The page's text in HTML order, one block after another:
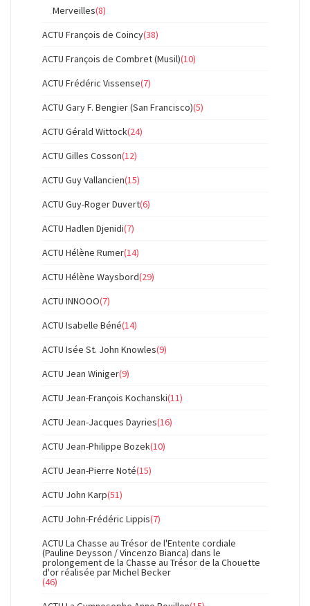
Merveilles(8)
ACTU François de Coincy(38)
ACTU François de Combret (Musil)(10)
ACTU Frédéric Vissense(7)
ACTU Gary F. Bengier (San Francisco)(5)
ACTU Gérald Wittock(24)
ACTU Gilles Cosson(12)
ACTU Guy Vallancien(15)
ACTU Guy-Roger Duvert(6)
ACTU Hadlen Djenidi(7)
ACTU Hélène Rumer(14)
ACTU Hélène Waysbord(29)
ACTU INNOOO(7)
ACTU Isabelle Béné(14)
ACTU Isée St. John Knowles(9)
ACTU Jean Winiger(9)
ACTU Jean-François Kochanski(11)
ACTU Jean-Jacques Dayries(16)
ACTU Jean-Philippe Bozek(10)
ACTU Jean-Pierre Noté(15)
ACTU John Karp(51)
ACTU John-Frédéric Lippis(7)
ACTU La Chasse au Trésor de l'Entente cordiale
(Pauline Deysson / Vincenzo Bianca) dans le
prolongement de la Chasse au Trésor de la Chouette
d'or réalisée par Michel Becker
(46)